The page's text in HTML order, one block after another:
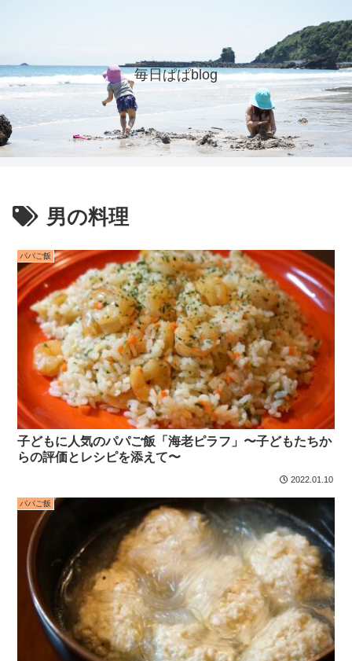
毎日ぱぱblog
男の料理
パパご飯
子どもに人気のパパご飯「海老ピラフ」〜子どもたちか
らの評価とレシピを添えて〜
2022.01.10
パパご飯